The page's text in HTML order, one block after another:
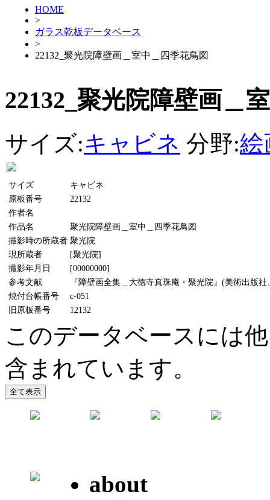
HOME
>
ガラス乾板データベース
>
22132_聚光院障壁画＿室中＿四季花鳥図
22132_聚光院障壁画＿
サイズ:キャビネ 分野:絵
サイズ
キャビネ
原板番号
22132
作者名
作品名
聚光院障壁画＿室中＿四季花鳥図
撮影時の所蔵者 聚光院
現所蔵者
[聚光院]
撮影年月日
[00000000]
参考文献
『障壁画全集＿大徳寺真珠庵・聚光院』(美術出版社
焼付台帳番号
c-051
旧原板番号
12132
このデータベースには
含まれています。
about